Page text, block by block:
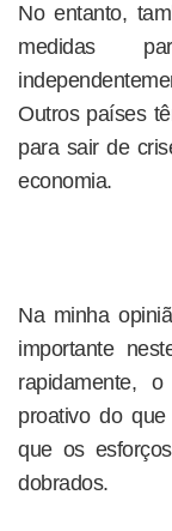
No entanto,
medidas
Outros países
para sair de
economia.
Na minha
importante
rapidamente,
proativo do
que os
dobrados.